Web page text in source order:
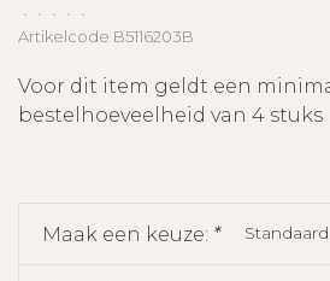
• • • •
•
Artikelcode B5116203B
Voor dit item geldt een
bestelhoeveelheid van 4 stuks
Maak een keuze: *